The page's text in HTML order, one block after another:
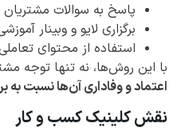
پاسخ به سوالات
برگزاری لایو و وبینار
استفاده از محتوای
با این روش‌ها، نه تنها توجه
اعتماد و وفاداری آن‌ها نسبت به
نقش کلینیک کسب و کار